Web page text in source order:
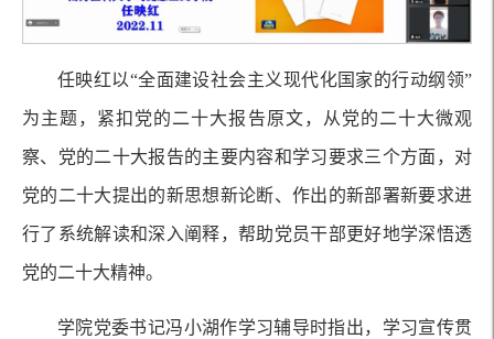
任映红以“全面建设社会主义现代化国家的行动纲领”
为主题，紧扣党的二十大报告原文，从党的二十大微观
察、党的二十大报告的主要内容和学习要求三个方面，对
党的二十大提出的新思想新论断、作出的新部署新要求进
行了系统解读和深入阐释，帮助党员干部更好地学深悟透
党的二十大精神。
学院党委书记冯小湖作学习辅导时指出，学习宣传贯